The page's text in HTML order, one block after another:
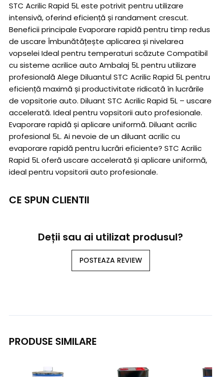
STC Acrilic Rapid 5L este potrivit pentru utilizare
intensivă, oferind eficiență și randament crescut.
Beneficii principale Evaporare rapidă pentru timp redus
de uscare Îmbunătățește aplicarea și nivelarea
vopselei Ideal pentru temperaturi scăzute Compatibil
cu sisteme acrilice auto Ambalaj 5L pentru utilizare
profesională Alege Diluantul STC Acrilic Rapid 5L pentru
eficiență maximă și productivitate ridicată în lucrările
de vopsitorie auto. Diluant STC Acrilic Rapid 5L – uscare
accelerată. Ideal pentru vopsitorii auto profesionale.
Evaporare rapidă și aplicare uniformă. Diluant acrilic
profesional 5L. Ai nevoie de un diluant acrilic cu
evaporare rapidă pentru lucrări eficiente? STC Acrilic
Rapid 5L oferă uscare accelerată și aplicare uniformă,
ideal pentru vopsitorii auto profesionale.
CE SPUN CLIENTII
Deții sau ai utilizat produsul?
POSTEAZA REVIEW
PRODUSE SIMILARE